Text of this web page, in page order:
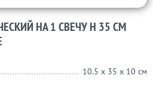
НА 1 СВЕЧУ H 35 СМ
10.5 x 35 x 10 см